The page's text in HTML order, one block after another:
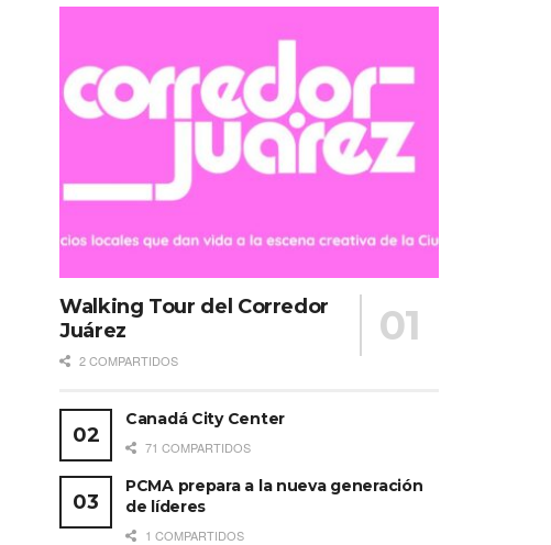
Walking Tour del Corredor
Juárez
2 COMPARTIDOS
Canadá City Center
71 COMPARTIDOS
PCMA prepara a la nueva generación
de líderes
1 COMPARTIDOS